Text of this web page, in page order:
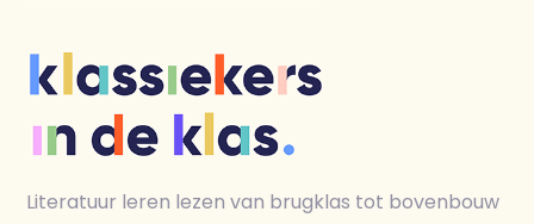
content
Literatuur leren lezen van brugklas tot bovenbouw